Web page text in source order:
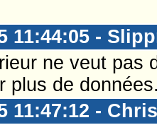
11:44:05 -
ne veut pas
plus de
11:47:12 -